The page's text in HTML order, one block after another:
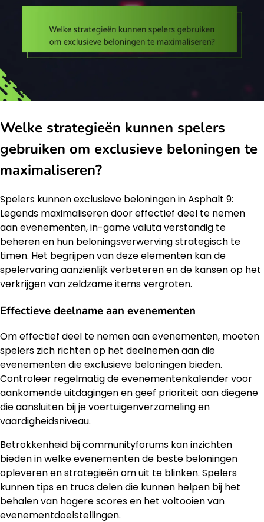
Welke strategieën kunnen spelers
gebruiken om exclusieve beloningen te
maximaliseren?
Spelers kunnen exclusieve beloningen in Asphalt 9:
Legends maximaliseren door effectief deel te nemen
aan evenementen, in-game valuta verstandig te
beheren en hun beloningsverwerving strategisch te
timen. Het begrijpen van deze elementen kan de
spelervaring aanzienlijk verbeteren en de kansen op het
verkrijgen van zeldzame items vergroten.
Effectieve deelname aan evenementen
Om effectief deel te nemen aan evenementen, moeten
spelers zich richten op het deelnemen aan die
evenementen die exclusieve beloningen bieden.
Controleer regelmatig de evenementenkalender voor
aankomende uitdagingen en geef prioriteit aan diegene
die aansluiten bij je voertuigenverzameling en
vaardigheidsniveau.
Betrokkenheid bij communityforums kan inzichten
bieden in welke evenementen de beste beloningen
opleveren en strategieën om uit te blinken. Spelers
kunnen tips en trucs delen die kunnen helpen bij het
behalen van hogere scores en het voltooien van
evenementdoelstellingen.